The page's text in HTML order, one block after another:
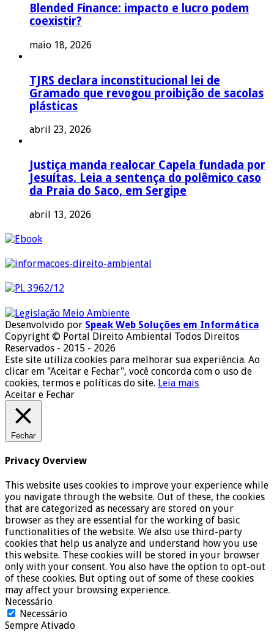
Blended Finance: impacto e lucro podem
coexistir?
maio 18, 2026
TJRS declara inconstitucional lei de
Gramado que revogou proibição de sacolas
plásticas
abril 23, 2026
Justiça manda realocar Capela fundada por
Jesuítas. Leia a sentença do polêmico caso
da Praia do Saco, em Sergipe
abril 13, 2026
Desenvolvido por Speak Web Soluções em Informática
Copyright © Portal Direito Ambiental Todos Direitos
Reservados - 2015 - 2026
Este site utiliza cookies para melhorar sua experiência. Ao
clicar em "Aceitar e Fechar", você concorda com o uso de
cookies, termos e políticas do site. Leia mais
Aceitar e Fechar
Fechar
Privacy Overview
This website uses cookies to improve your experience while
you navigate through the website. Out of these, the cookies
that are categorized as necessary are stored on your
browser as they are essential for the working of basic
functionalities of the website. We also use third-party
cookies that help us analyze and understand how you use
this website. These cookies will be stored in your browser
only with your consent. You also have the option to opt-out
of these cookies. But opting out of some of these cookies
may affect your browsing experience.
Necessário
Necessário
Sempre Ativado